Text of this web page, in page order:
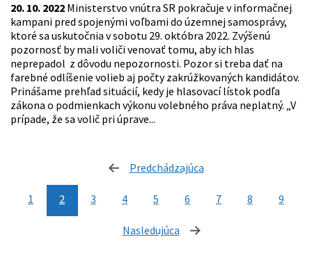
20. 10. 2022 Ministerstvo vnútra SR pokračuje v informačnej
kampani pred spojenými voľbami do územnej samosprávy,
ktoré sa uskutočnia v sobotu 29. októbra 2022. Zvýšenú
pozornosť by mali voliči venovať tomu, aby ich hlas
neprepadol z dôvodu nepozornosti. Pozor si treba dať na
farebné odlíšenie volieb aj počty zakrúžkovaných kandidátov.
Prinášame prehľad situácií, kedy je hlasovací lístok podľa
zákona o podmienkach výkonu volebného práva neplatný. „V
prípade, že sa volič pri úprave...
Predchádzajúca
1 2 3 4 5 6 7 8 9
Nasledujúca stránka